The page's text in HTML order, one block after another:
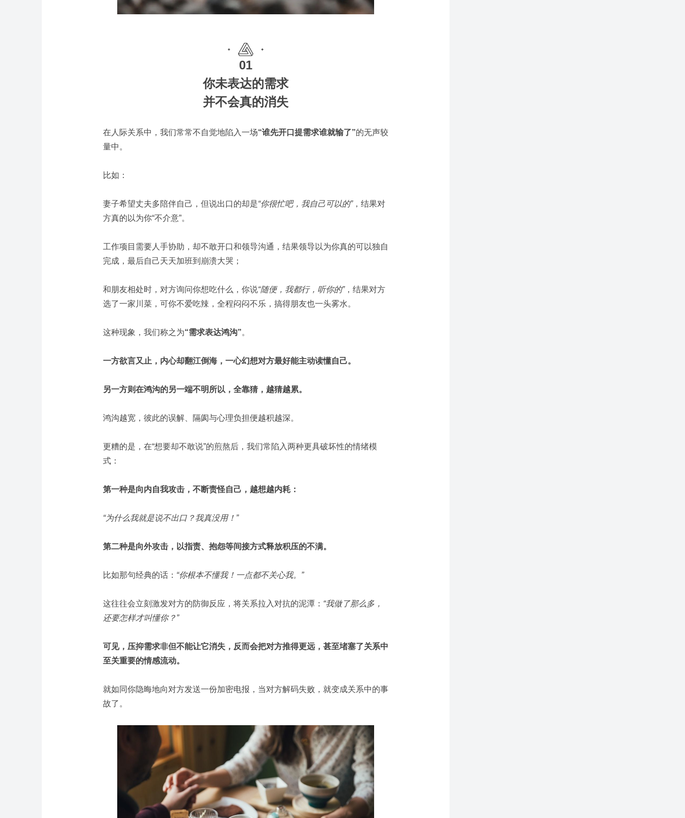
01
你未表达的需求
并不会真的消失
在人际关系中，我们常常不自觉地陷入一场“谁先开口提需求谁就输了”的无声较
量中。
比如：
妻子希望丈夫多陪伴自己，但说出口的却是“你很忙吧，我自己可以的”，结果对
方真的以为你“不介意”。
工作项目需要人手协助，却不敢开口和领导沟通，结果领导以为你真的可以独自
完成，最后自己天天加班到崩溃大哭；
和朋友相处时，对方询问你想吃什么，你说“随便，我都行，听你的”，结果对方
选了一家川菜，可你不爱吃辣，全程闷闷不乐，搞得朋友也一头雾水。
这种现象，我们称之为“需求表达鸿沟”。
一方欲言又止，内心却翻江倒海，一心幻想对方最好能主动读懂自己。
另一方则在鸿沟的另一端不明所以，全靠猜，越猜越累。
鸿沟越宽，彼此的误解、隔阂与心理负担便越积越深。
更糟的是，在“想要却不敢说”的煎熬后，我们常陷入两种更具破坏性的情绪模
式：
第一种是向内自我攻击，不断责怪自己，越想越内耗：
“为什么我就是说不出口？我真没用！”
第二种是向外攻击，以指责、抱怨等间接方式释放积压的不满。
比如那句经典的话： “你根本不懂我！一点都不关心我。”
这往往会立刻激发对方的防御反应，将关系拉入对抗的泥潭： “我做了那么多，
还要怎样才叫懂你？”
可见，压抑需求非但不能让它消失，反而会把对方推得更远，甚至堵塞了关系中
至关重要的情感流动。
就如同你隐晦地向对方发送一份加密电报，当对方解码失败，就变成关系中的事
故了。